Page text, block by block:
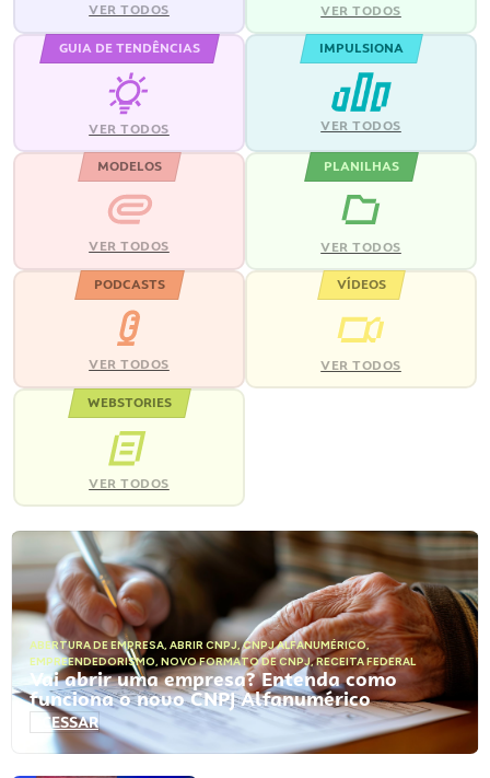
VER TODOS VER TODOS
GUIA DE TENDÊNCIAS
VER TODOS
IMPULSIONA
VER TODOS
MODELOS
VER TODOS
PLANILHAS
VER TODOS
PODCASTS
VER TODOS
VÍDEOS
VER TODOS
WEBSTORIES
VER TODOS
ABERTURA DE EMPRESA, ABRIR CNPJ,CNPJ ALFANUMÉRICO,
EMPREENDEDORISMO, NOVO FORMATO DE CNPJ,RECEITA FEDERAL
Vai abrir uma empresa? Entenda como
funciona o novo CNPJ Alfanumérico
ACESSAR